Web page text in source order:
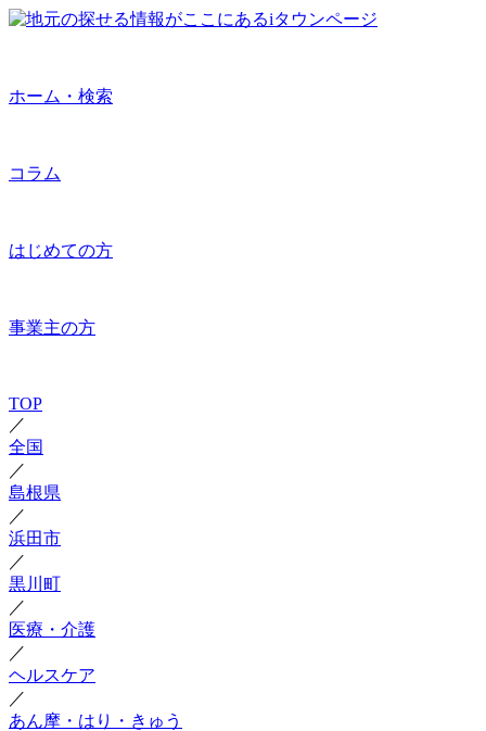
ホーム・検索
コラム
はじめての方
事業主の方
TOP
／
全国
／
島根県
／
浜田市
／
黒川町
／
医療・介護
／
ヘルスケア
／
あん摩・はり・きゅう